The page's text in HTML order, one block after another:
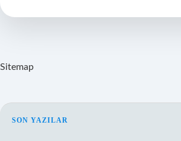
Sitemap
SIDEBAR
SON YAZILAR